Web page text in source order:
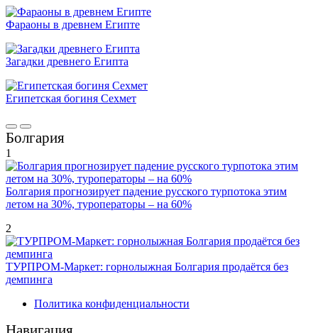
Фараоны в древнем Египте
Загадки древнего Египта
Египетская богиня Сехмет
Болгария
1
Болгария прогнозирует падение русского турпотока этим
летом на 30%, туроператоры – на 60%
2
ТУРПРОМ-Маркет: горнолыжная Болгария продаётся без
демпинга
Политика конфиденциальности